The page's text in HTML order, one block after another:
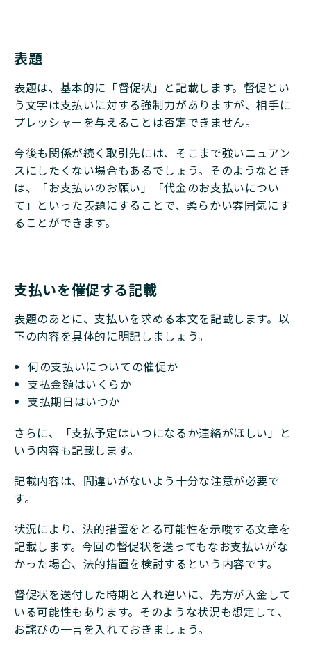
表題
表題は、基本的に「督促状」と記載します。督促とい
う文字は支払いに対する強制力がありますが、相手に
プレッシャーを与えることは否定できません。
今後も関係が続く取引先には、そこまで強いニュアン
スにしたくない場合もあるでしょう。そのようなとき
は、「お支払いのお願い」「代金のお支払いについ
て」といった表題にすることで、柔らかい雰囲気にす
ることができます。
支払いを催促する記載
表題のあとに、支払いを求める本文を記載します。以
下の内容を具体的に明記しましょう。
何の支払いについての催促か
支払金額はいくらか
支払期日はいつか
さらに、「支払予定はいつになるか連絡がほしい」と
いう内容も記載します。
記載内容は、間違いがないよう十分な注意が必要で
す。
状況により、法的措置をとる可能性を示唆する文章を
記載します。今回の督促状を送ってもなお支払いがな
かった場合、法的措置を検討するという内容です。
督促状を送付した時期と入れ違いに、先方が入金して
いる可能性もあります。そのような状況も想定して、
お詫びの一言を入れておきましょう。